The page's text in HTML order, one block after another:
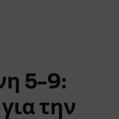
5-9:
την